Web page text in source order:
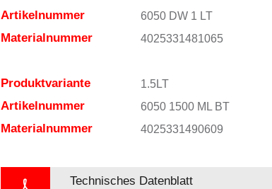
Artikelnummer 6050 DW 1 LT
Materialnummer 4025331481065
Produktvariante 1.5LT
Artikelnummer 6050 1500 ML BT
Materialnummer 4025331490609
Technisches Datenblatt